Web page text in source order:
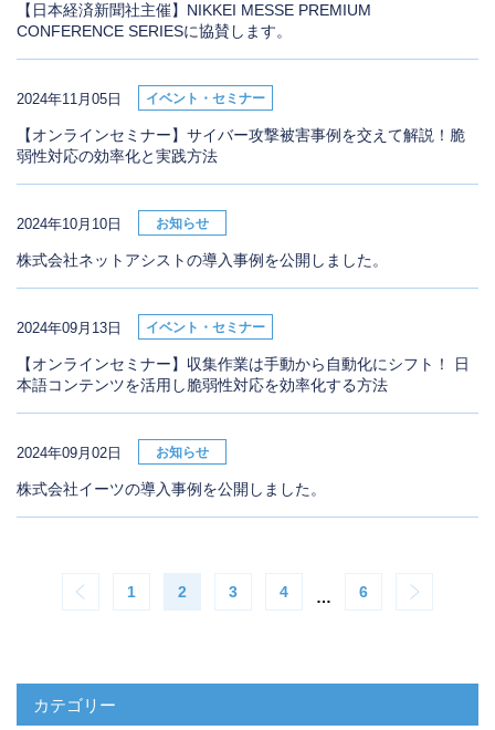
【日本経済新聞社主催】NIKKEI MESSE PREMIUM
CONFERENCE SERIESに協賛します。
2024年11月05日 イベント・セミナー
【オンラインセミナー】サイバー攻撃被害事例を交えて解説！脆
弱性対応の効率化と実践方法
2024年10月10日 お知らせ
株式会社ネットアシストの導入事例を公開しました。
2024年09月13日 イベント・セミナー
【オンラインセミナー】収集作業は手動から自動化にシフト！ 日
本語コンテンツを活用し脆弱性対応を効率化する方法
2024年09月02日 お知らせ
株式会社イーツの導入事例を公開しました。
1 2 3 4 … 6
カテゴリー